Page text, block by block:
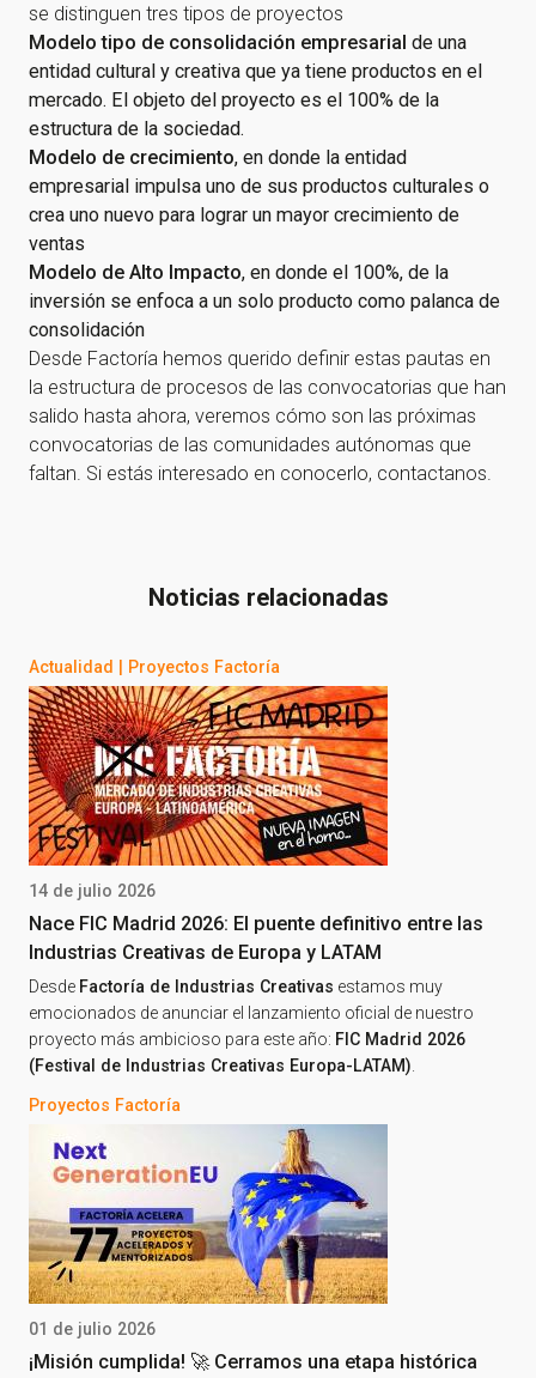
se distinguen tres tipos de proyectos
Modelo tipo de consolidación empresarial de una
entidad cultural y creativa que ya tiene productos en el
mercado. El objeto del proyecto es el 100% de la
estructura de la sociedad.
Modelo de crecimiento, en donde la entidad
empresarial impulsa uno de sus productos culturales o
crea uno nuevo para lograr un mayor crecimiento de
ventas
Modelo de Alto Impacto, en donde el 100%, de la
inversión se enfoca a un solo producto como palanca de
consolidación
Desde Factoría hemos querido definir estas pautas en
la estructura de procesos de las convocatorias que han
salido hasta ahora, veremos cómo son las próximas
convocatorias de las comunidades autónomas que
faltan. Si estás interesado en conocerlo, contactanos.
Noticias relacionadas
Actualidad Proyectos Factoría
14 de julio 2026
Nace FIC Madrid 2026: El puente definitivo entre las
Industrias Creativas de Europa y LATAM
Desde Factoría de Industrias Creativas estamos muy
emocionados de anunciar el lanzamiento oficial de nuestro
proyecto más ambicioso para este año: FIC Madrid 2026
(Festival de Industrias Creativas Europa-LATAM).
Proyectos Factoría
01 de julio 2026
¡Misión cumplida! 🚀 Cerramos una etapa histórica